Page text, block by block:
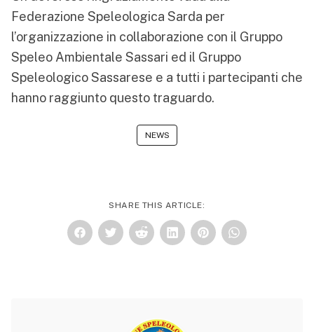
Federazione Speleologica Sarda per
l’organizzazione in collaborazione con il Gruppo
Speleo Ambientale Sassari ed il Gruppo
Speleologico Sassarese e a tutti i partecipanti che
hanno raggiunto questo traguardo.
NEWS
SHARE THIS ARTICLE: